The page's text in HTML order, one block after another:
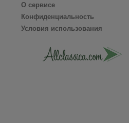
О сервисе
Конфиденциальность
Условия использования